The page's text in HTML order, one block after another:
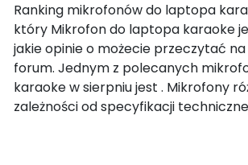
Ranking mikrofonów do laptopa
który Mikrofon do laptopa karaoke
jakie opinie o możecie przeczytać
forum. Jednym z polecanych
karaoke w sierpniu jest . Mikrofony
zależności od specyfikacji